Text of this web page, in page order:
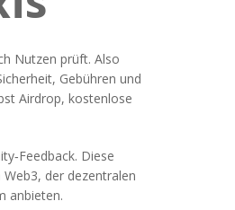
Nutzen prüft. Also
Gebühren und
Airdrop, kostenlose
Diese
Web3, der dezentralen
anbieten.